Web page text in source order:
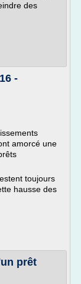
des
-
amorcé une
toujours
hausse des
prêt